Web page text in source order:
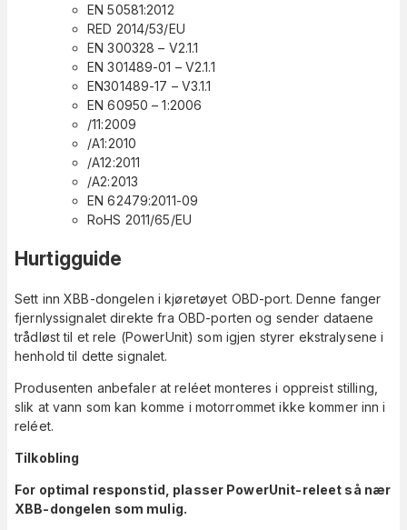
EN 50581:2012
RED 2014/53/EU
EN 300328 – V2.1.1
EN 301489-01 – V2.1.1
EN301489-17 – V3.1.1
EN 60950 – 1:2006
/11:2009
/A1:2010
/A12:2011
/A2:2013
EN 62479:2011-09
RoHS 2011/65/EU
Hurtigguide
Sett inn XBB-dongelen i kjøretøyet OBD-port. Denne fanger
fjernlyssignalet direkte fra OBD-porten og sender dataene
trådløst til et rele (PowerUnit) som igjen styrer ekstralysene i
henhold til dette signalet.
Produsenten anbefaler at reléet monteres i oppreist stilling,
slik at vann som kan komme i motorrommet ikke kommer inn i
reléet.
Tilkobling
For optimal responstid, plasser PowerUnit-releet så nær
XBB-dongelen som mulig.